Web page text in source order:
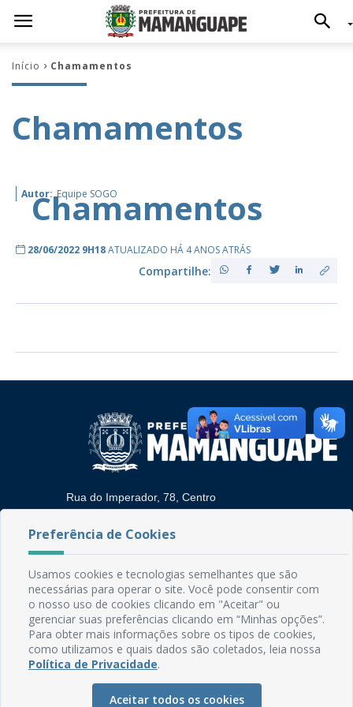
Início Chamamentos
Chamamentos
Autor: Equipe SOGO
Chamamentos
28/06/2022 9H18ATUALIZADO HÁ 4 ANOS ATRÁS
Compartilhe:
Rua do Imperador, 78, Centro
CEP: 58.280-000 - Mamanguape/PB
Fone: (83) 3292-2246
Mapa do Site
Perguntas frequentes
Manual de Navegação
Glossário
Ouvidoria
Preferência de Cookies
Usamos cookies e tecnologias semelhantes que são
necessárias para operar o site. Você pode consentir com
o nosso uso de cookies clicando em "Aceitar" ou
gerenciar suas preferências clicando em “Minhas opções”.
Para obter mais informações sobre os tipos de cookies,
como utilizamos e quais dados são coletados, leia nossa
Política de Privacidade.
Aceitar todos os cookies